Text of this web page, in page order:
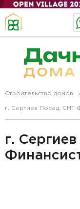
Строительство домов
г. Сергиев Посад, СНТ
г.